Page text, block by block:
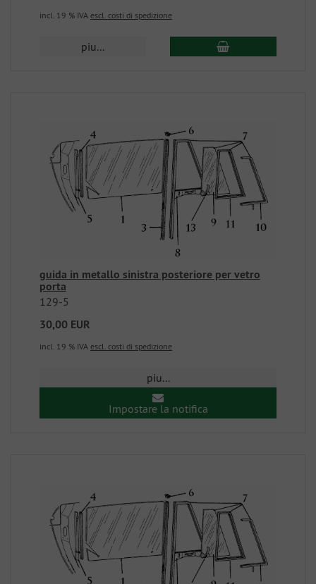
incl. 19 % IVA escl. costi di spedizione
piu...
guida in metallo sinistra posteriore per vetro
porta
129-5
30,00 EUR
incl. 19 % IVA escl. costi di spedizione
piu...
Impostare la notifica